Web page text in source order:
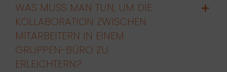
WAS MUSS MAN TUN, UM DIE
KOLLABORATION ZWISCHEN
MITARBEITERN IN EINEM
GRUPPEN-BÜRO ZU
ERLEICHTERN?